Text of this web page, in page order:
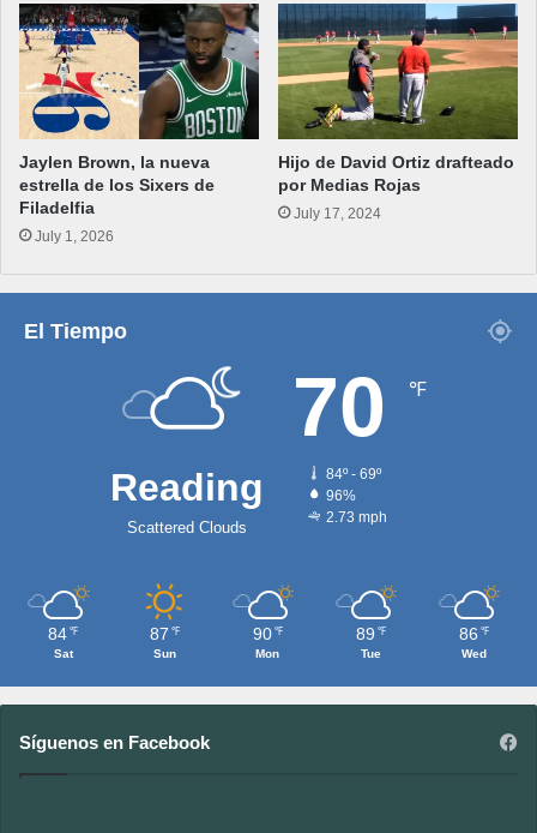
Jaylen Brown, la nueva
estrella de los Sixers de
Filadelfia
July 1, 2026
Hijo de David Ortiz drafteado
por Medias Rojas
July 17, 2024
El Tiempo
Reading
Scattered Clouds
70 ℉
84º - 69º
96%
2.73 mph
84 ℉
Sat
87 ℉
Sun
90 ℉
Mon
89 ℉
Tue
86 ℉
Wed
Síguenos en Facebook